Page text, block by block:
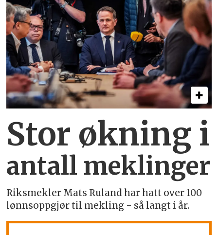
Stor økning i
antall meklinger
Riksmekler Mats Ruland har hatt over 100
lønnsoppgjør til mekling - så langt i år.